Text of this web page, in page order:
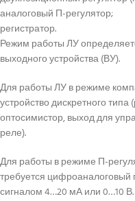
аналоговый П-регулятор;
регистратор.
Режим работы ЛУ
выходного устройства (ВУ).
Для работы ЛУ в режиме
устройство дискретного
оптосимистор, выход для
реле).
Для работы в режиме П-
требуется
сигналом 4…20 мА или 0…10 В.